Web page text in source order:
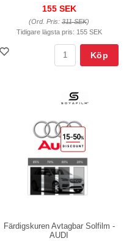
155 SEK
(Ord. Pris: 311 SEK)
Tidigare lägsta pris: 155 SEK
Köp
Färdigskuren Avtagbar Solfilm -
AUDI